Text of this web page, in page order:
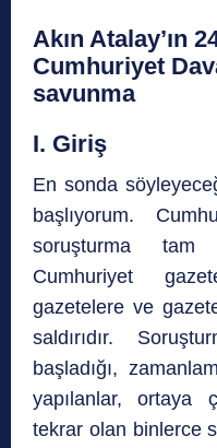
Akın Atalay’ın
Cumhuriyet
savunma
I. Giriş
En sonda
başlıyorum.
soruşturma
Cumhuriyet
gazetelere ve
saldırıdır.
başladığı,
yapılanlar, ortaya
tekrar olan binlerce